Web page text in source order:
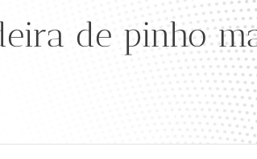
de pinho